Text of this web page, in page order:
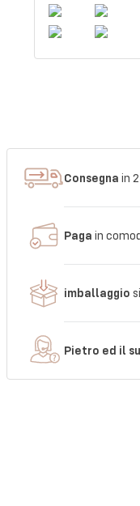
Consegna in
Paga in
imballaggio
Pietro ed il